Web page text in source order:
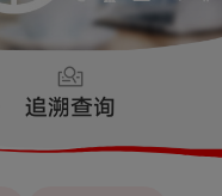
追溯查询